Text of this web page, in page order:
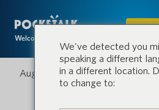
Welcome to the conversation.
IN
August 24, 2023
We've detected you
speaking a different
in a different location.
to change to: